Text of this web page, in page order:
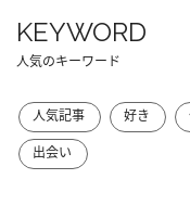
KEYWORD
人気のキーワード
人気記事 好き
出会い